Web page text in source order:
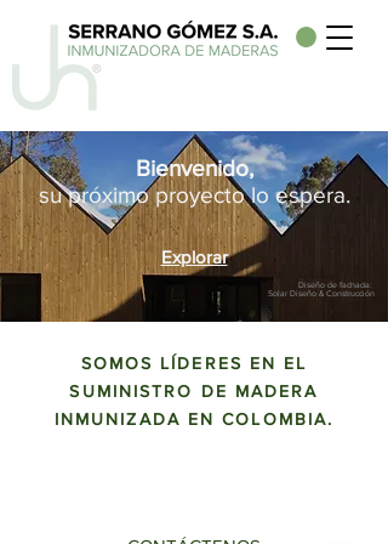
Bienvenido,
su próximo proyecto lo espera.
Explorar
Diseño de fachada:
Solar Diseño & Construcción
SOMOS LÍDERES EN EL
SUMINISTRO DE MADERA
INMUNIZADA EN COLOMBIA.